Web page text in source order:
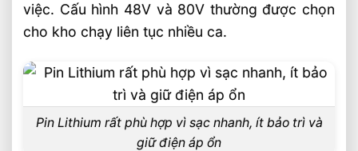
việc. Cấu hình 48V và 80V thường được chọn
cho kho chạy liên tục nhiều ca.
Pin Lithium rất phù hợp vì sạc nhanh, ít bảo trì và
giữ điện áp ổn